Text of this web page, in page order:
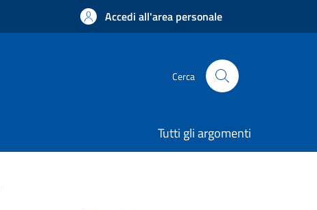
Accedi all'area personale
Cerca
Tutti gli argomenti